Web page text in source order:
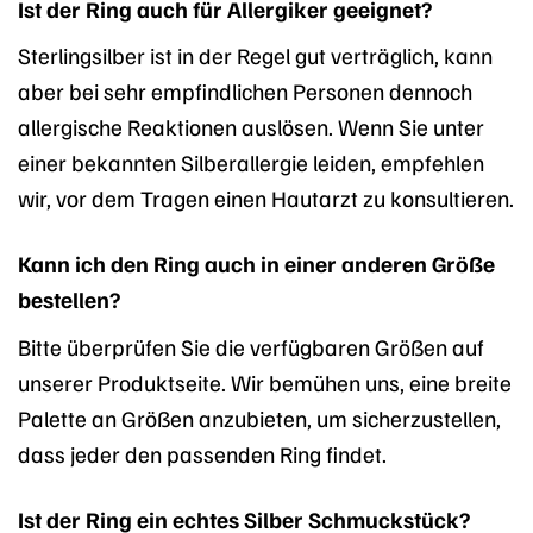
Ist der Ring auch für Allergiker geeignet?
Sterlingsilber ist in der Regel gut verträglich, kann
aber bei sehr empfindlichen Personen dennoch
allergische Reaktionen auslösen. Wenn Sie unter
einer bekannten Silberallergie leiden, empfehlen
wir, vor dem Tragen einen Hautarzt zu konsultieren.
Kann ich den Ring auch in einer anderen Größe
bestellen?
Bitte überprüfen Sie die verfügbaren Größen auf
unserer Produktseite. Wir bemühen uns, eine breite
Palette an Größen anzubieten, um sicherzustellen,
dass jeder den passenden Ring findet.
Ist der Ring ein echtes Silber Schmuckstück?